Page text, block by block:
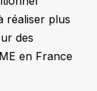
réaliser plus
des
en France